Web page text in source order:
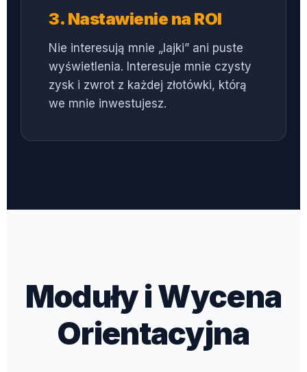
3. Nastawienie na ROI
Nie interesują mnie „lajki” ani puste
wyświetlenia. Interesuje mnie czysty
zysk i zwrot z każdej złotówki, którą
we mnie inwestujesz.
Moduły i Wycena
Orientacyjna